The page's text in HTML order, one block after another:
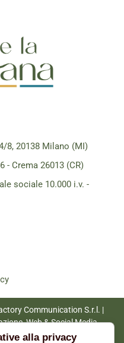
8, 20138 Milano (MI)
- Crema 26013 (CR)
sociale 10.000 i.v. -
Communication S.r.l. |
Web & Social Media
alla privacy